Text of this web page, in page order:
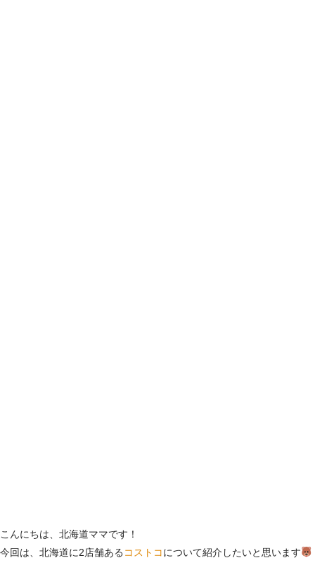
こんにちは、北海道ママです！
今回は、北海道に2店舗ある コストコについて紹介したいと思います